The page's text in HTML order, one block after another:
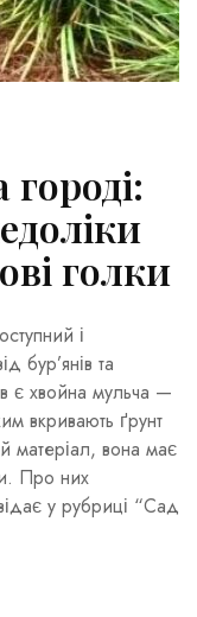
голки
і
бур’янів та
є хвойна мульча —
вкривають ґрунт
матеріал, вона має
Про них
у рубриці “Сад